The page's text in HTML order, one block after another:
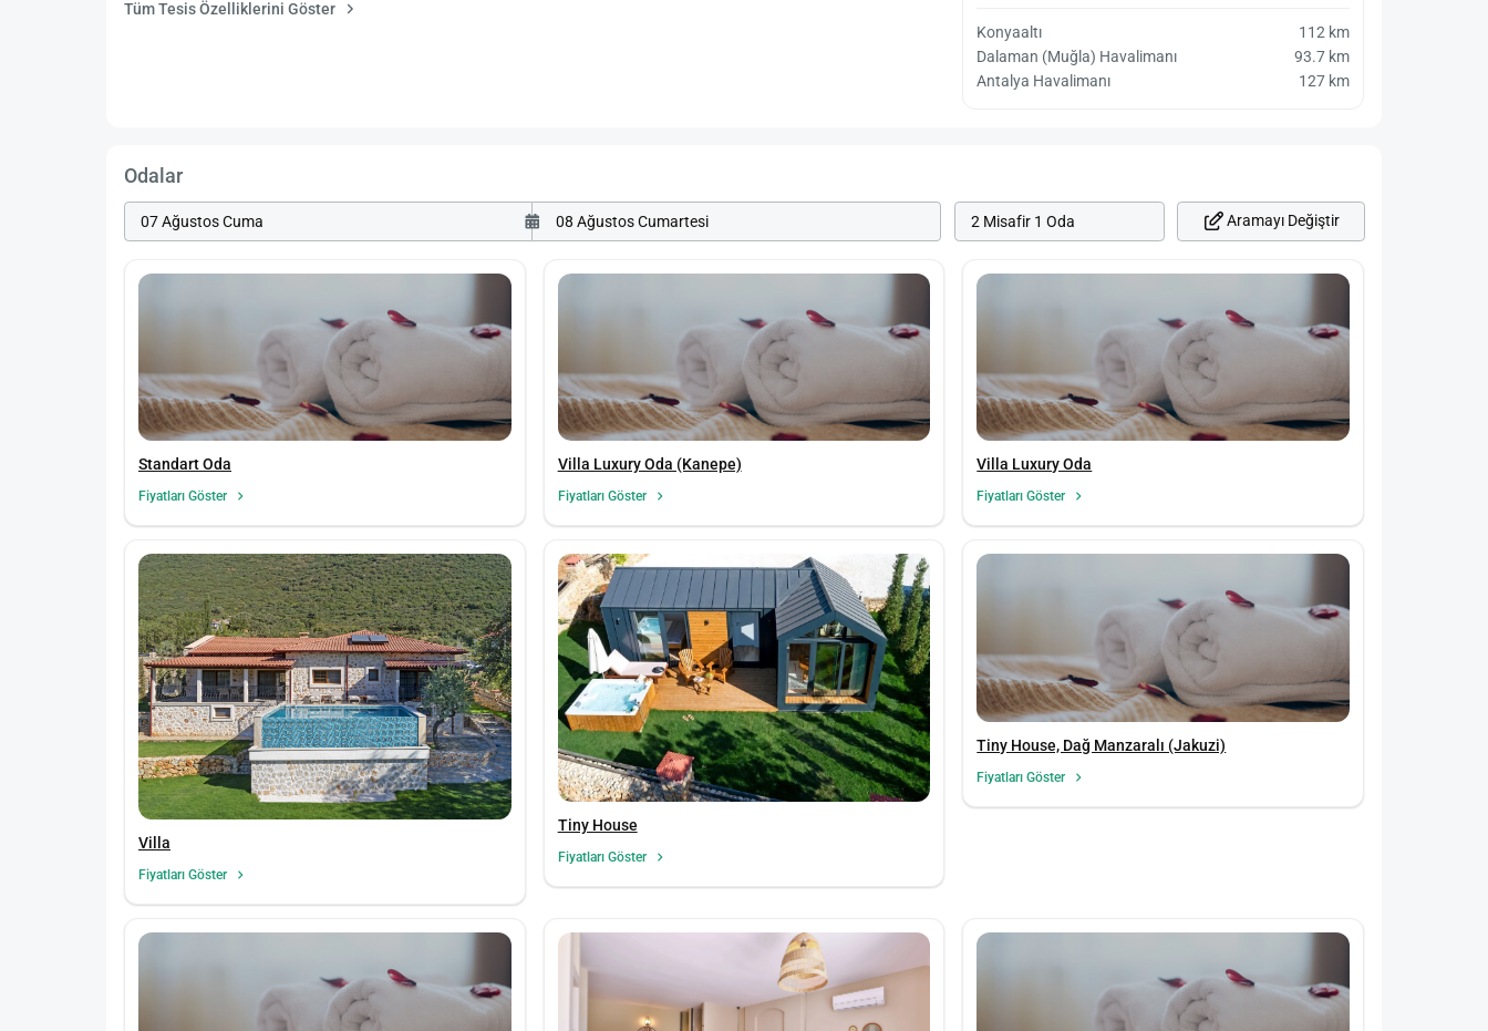
Tüm Tesis Özelliklerini Göster
Konyaaltı
112 km
Dalaman (Muğla) Havalimanı
93.7 km
Antalya Havalimanı
127 km
Odalar
2 Misafir 1 Oda Aramayı Değiştir
Standart Oda
Fiyatları Göster
Villa Luxury Oda (Kanepe)
Fiyatları Göster
Villa Luxury Oda
Fiyatları Göster
Villa
Fiyatları Göster
Tiny House
Fiyatları Göster
Tiny House, Dağ Manzaralı (Jakuzi)
Fiyatları Göster